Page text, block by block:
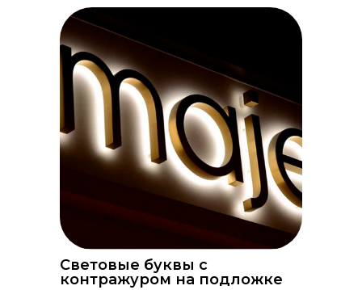
Световые буквы с
контражуром на подложке